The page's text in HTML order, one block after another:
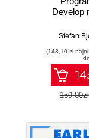
Develop
Stefan
(143,10 zł
159.00zł